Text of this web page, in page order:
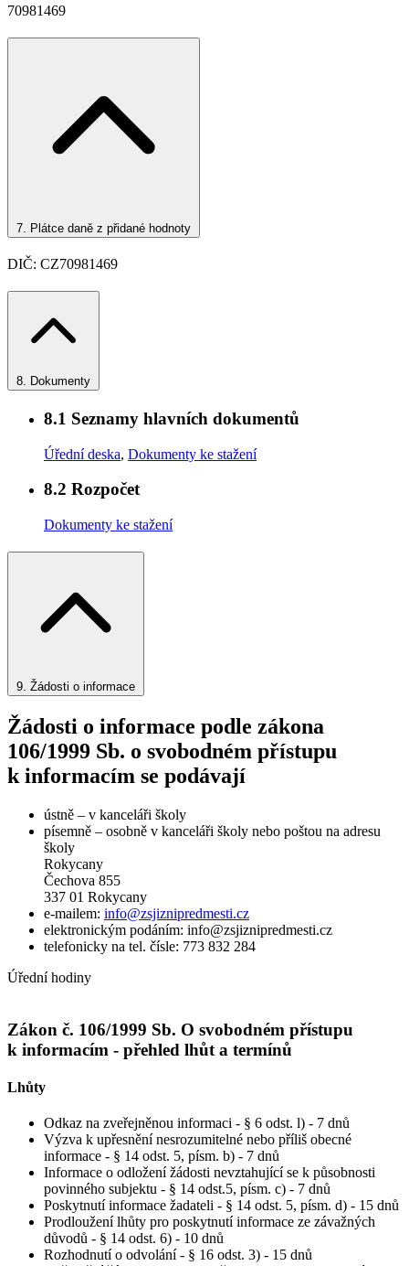
70981469
7. Plátce daně z přidané hodnoty
DIČ: CZ70981469
8. Dokumenty
8.1 Seznamy hlavních dokumentů
Úřední deska, Dokumenty ke stažení
8.2 Rozpočet
Dokumenty ke stažení
9. Žádosti o informace
Žádosti o informace podle zákona
106/1999 Sb. o svobodném přístupu
k informacím se podávají
ústně – v kanceláři školy
písemně – osobně v kanceláři školy nebo poštou na adresu
školy
Rokycany
Čechova 855
337 01 Rokycany
e-mailem: info@zsjiznipredmesti.cz
elektronickým podáním: info@zsjiznipredmesti.cz
telefonicky na tel. čísle: 773 832 284
Úřední hodiny
Zákon č. 106/1999 Sb. O svobodném přístupu
k informacím - přehled lhůt a termínů
Lhůty
Odkaz na zveřejněnou informaci - § 6 odst. l) - 7 dnů
Výzva k upřesnění nesrozumitelné nebo příliš obecné
informace - § 14 odst. 5, písm. b) - 7 dnů
Informace o odložení žádosti nevztahující se k působnosti
povinného subjektu - § 14 odst.5, písm. c) - 7 dnů
Poskytnutí informace žadateli - § 14 odst. 5, písm. d) - 15 dnů
Prodloužení lhůty pro poskytnutí informace ze závažných
důvodů - § 14 odst. 6) - 10 dnů
Rozhodnutí o odvolání - § 16 odst. 3) - 15 dnů